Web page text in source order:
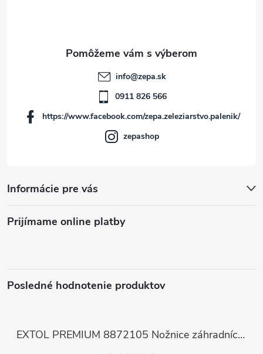
Informácie pre vás
info@zepa.sk
0911 826 566
https://www.facebook.com/zepa.zeleziarstvo.palenik/
zepashop
Prijímame online platby
Posledné hodnotenie produktov
EXTOL PREMIUM 8872105 Nožnice záhradnícke dlhé úzke, 200mm, max. prestrih Ø6mm